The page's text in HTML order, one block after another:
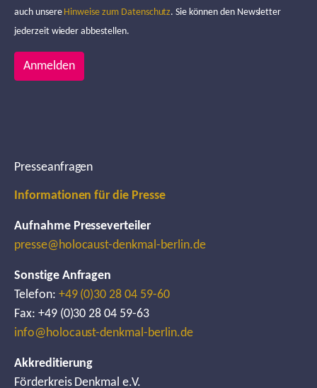
auch unsere Hinweise zum Datenschutz. Sie können den Newsletter
jederzeit wieder abbestellen.
Anmelden
Presseanfragen
Informationen für die Presse
Aufnahme Presseverteiler
presse@holocaust-denkmal-berlin.de
Sonstige Anfragen
Telefon: +49 (0)30 28 04 59-60
Fax: +49 (0)30 28 04 59-63
info@holocaust-denkmal-berlin.de
Akkreditierung
Förderkreis Denkmal e.V.